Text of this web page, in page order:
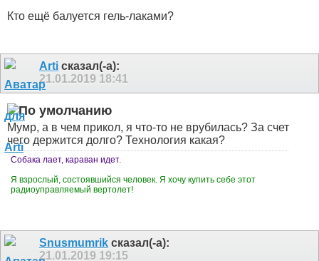
Кто ещё балуется гель-лаками?
Arti сказал(-а):
21.01.2019 18:41
Мумр, а в чем прикол, я что-то не врубилась? За счет
чего держится долго? Технология какая?
Собака лает, караван идет.
Я взрослый, состоявшийся человек. Я хочу купить себе этот
радиоуправляемый вертолет!
Snusmumrik сказал(-а):
21.01.2019 19:15